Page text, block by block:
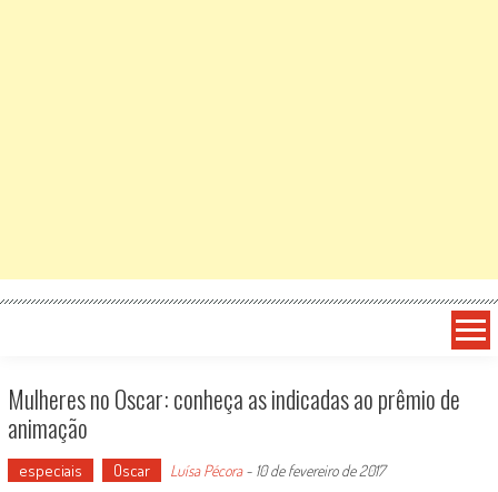
Mulheres no Oscar: conheça as indicadas ao prêmio de
animação
especiais Oscar Luísa Pécora- 10 de fevereiro de 2017